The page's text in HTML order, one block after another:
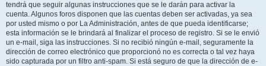
tendrá que seguir algunas instrucciones que se le darán para activar la
cuenta. Algunos foros disponen que las cuentas deben ser activadas, ya sea
por usted mismo o por La Administración, antes de que pueda identificarse;
esta información se le brindará al finalizar el proceso de registro. Si se le envió
un e-mail, siga las instrucciones. Si no recibió ningún e-mail, seguramente la
dirección de correo electrónico que proporcionó no es correcta o tal vez haya
sido capturada por un filtro anti-spam. Si está seguro de que la dirección de e-